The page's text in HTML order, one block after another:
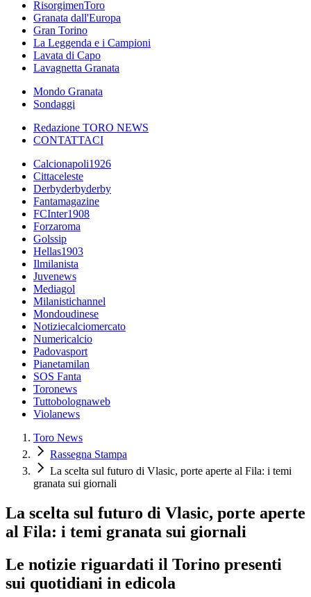
RisorgimenToro
Granata dall'Europa
Gran Torino
La Leggenda e i Campioni
Lavata di Capo
Lavagnetta Granata
Mondo Granata
Sondaggi
Redazione TORO NEWS
CONTATTACI
Calcionapoli1926
Cittaceleste
Derbyderbyderby
Fantamagazine
FCInter1908
Forzaroma
Golssip
Hellas1903
Ilmilanista
Juvenews
Mediagol
Milanistichannel
Mondoudinese
Notiziecalciomercato
Numericalcio
Padovasport
Pianetamilan
SOS Fanta
Toronews
Tuttobolognaweb
Violanews
Toro News
Rassegna Stampa
La scelta sul futuro di Vlasic, porte aperte al Fila: i temi
granata sui giornali
La scelta sul futuro di Vlasic, porte aperte
al Fila: i temi granata sui giornali
Le notizie riguardati il Torino presenti
sui quotidiani in edicola